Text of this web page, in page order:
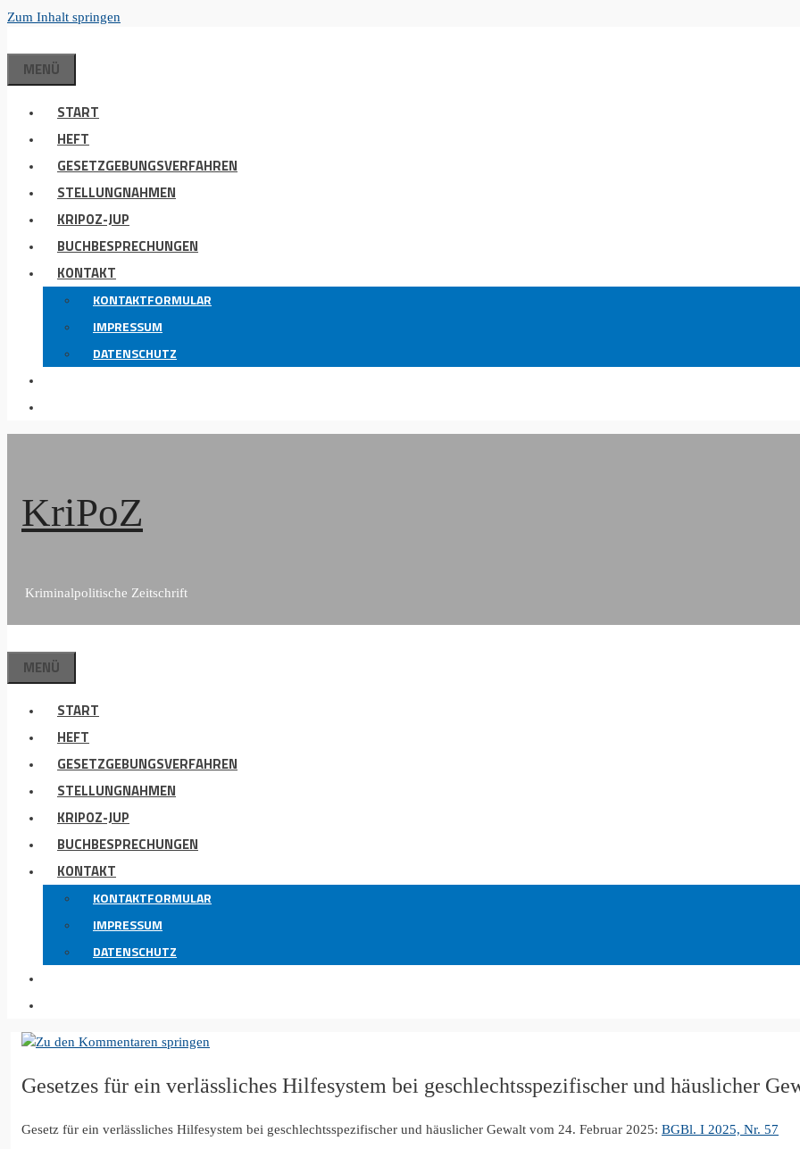
Zum Inhalt springen
MENÜ
START
HEFT
GESETZGEBUNGSVERFAHREN
STELLUNGNAHMEN
KRIPOZ-JUP
BUCHBESPRECHUNGEN
KONTAKT
KONTAKTFORMULAR
IMPRESSUM
DATENSCHUTZ
KriPoZ
Kriminalpolitische Zeitschrift
MENÜ
START
HEFT
GESETZGEBUNGSVERFAHREN
STELLUNGNAHMEN
KRIPOZ-JUP
BUCHBESPRECHUNGEN
KONTAKT
KONTAKTFORMULAR
IMPRESSUM
DATENSCHUTZ
Gesetzes für ein verlässliches Hilfesystem bei geschlechtsspezifischer und häuslicher
Gesetz für ein verlässliches Hilfesystem bei geschlechtsspezifischer und häuslicher Gewalt vom 24. Februar 2025: BGBl. I 2025, Nr. 57